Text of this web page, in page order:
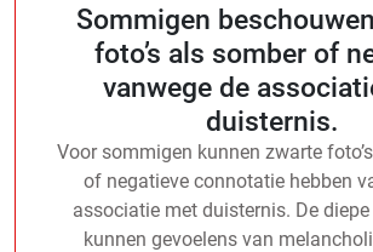
Sommigen
foto’s als somber of
vanwege de
duisternis.
Voor sommigen kunnen zwarte
of negatieve connotatie hebben
associatie met duisternis. De
kunnen gevoelens van